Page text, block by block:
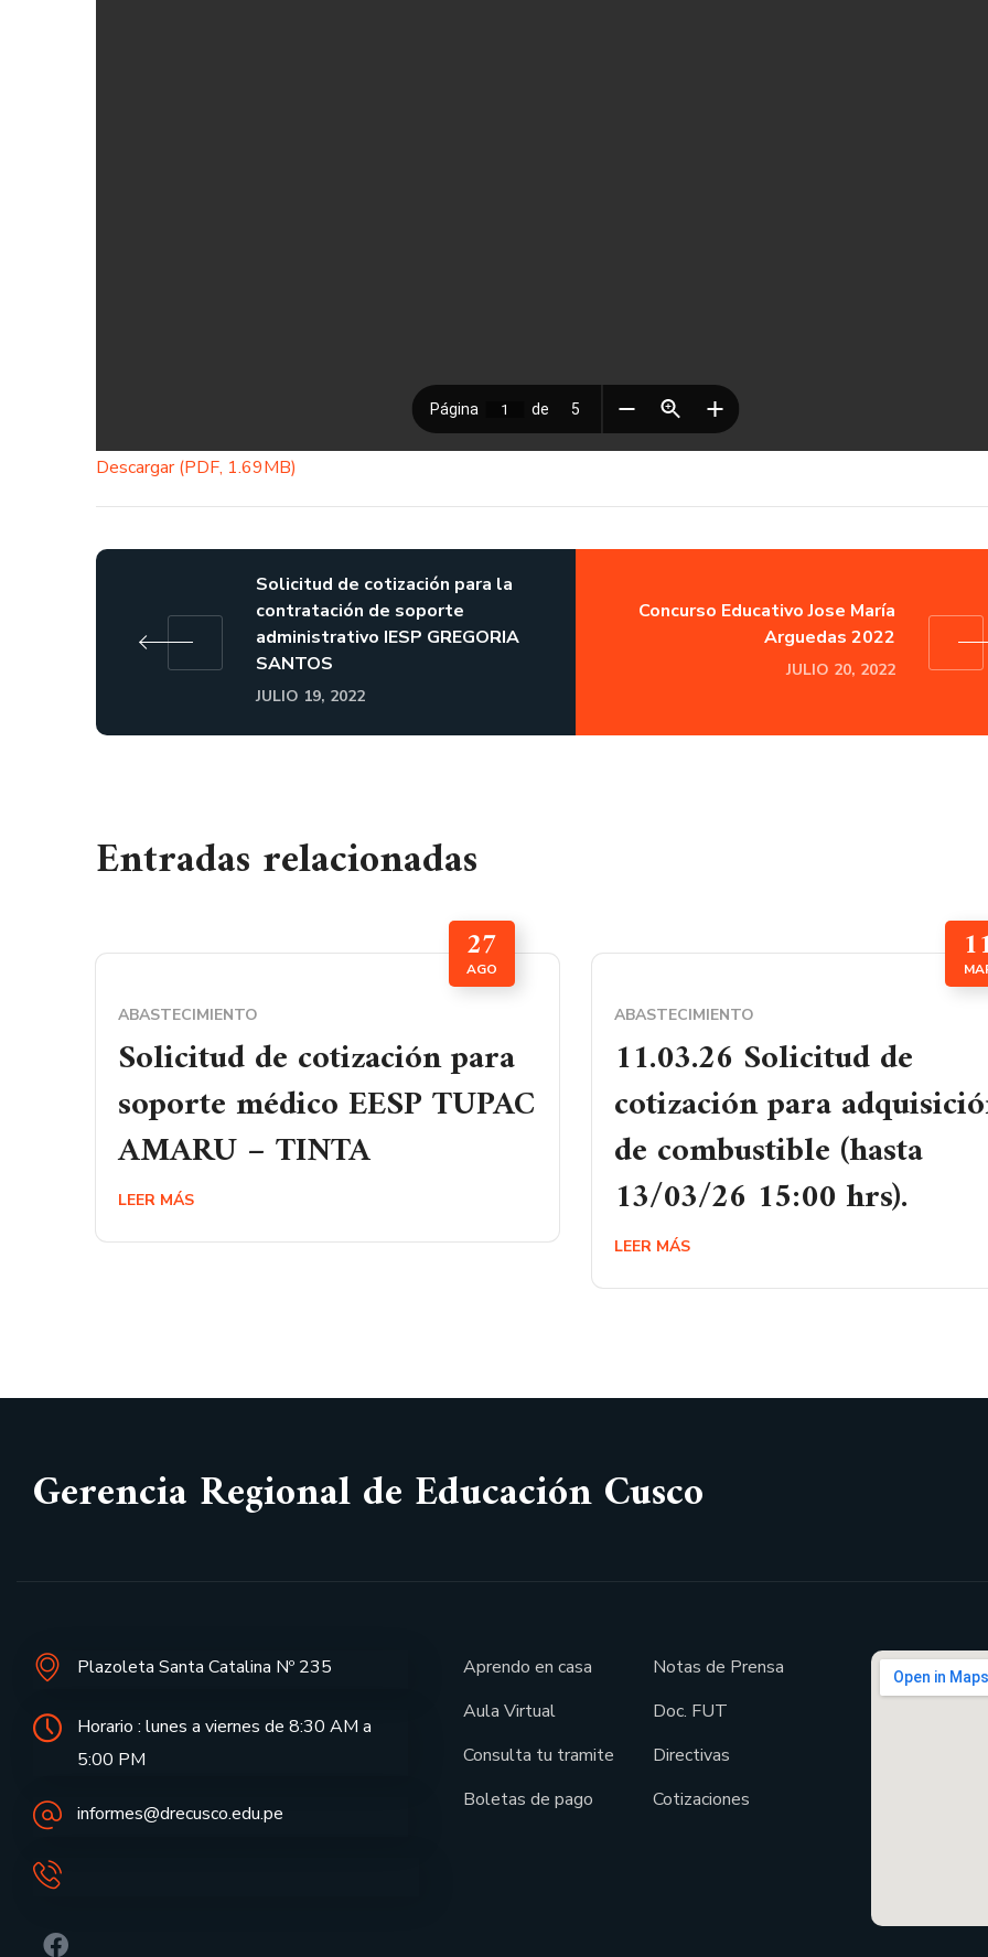
Descargar (PDF, 1.69MB)
Solicitud de cotización para la
contratación de soporte
administrativo IESP GREGORIA
SANTOS
JULIO 19, 2022
Concurso Educativo Jose María
Arguedas 2022
JULIO 20, 2022
Entradas relacionadas
27
AGO
ABASTECIMIENTO
Solicitud de cotización para
soporte médico EESP TUPAC
AMARU – TINTA
LEER MÁS
ABASTECIMIENTO
11.03.26 Solicitud de
cotización para
de combustible (hasta
13/03/26 15:00 hrs).
LEER MÁS
Gerencia Regional de Educación Cusco
Plazoleta Santa Catalina Nº 235
Horario : lunes a viernes de 8:30 AM a
5:00 PM
informes@drecusco.edu.pe
Aprendo en casa
Aula Virtual
Consulta tu tramite
Boletas de pago
Notas de Prensa
Doc. FUT
Directivas
Cotizaciones